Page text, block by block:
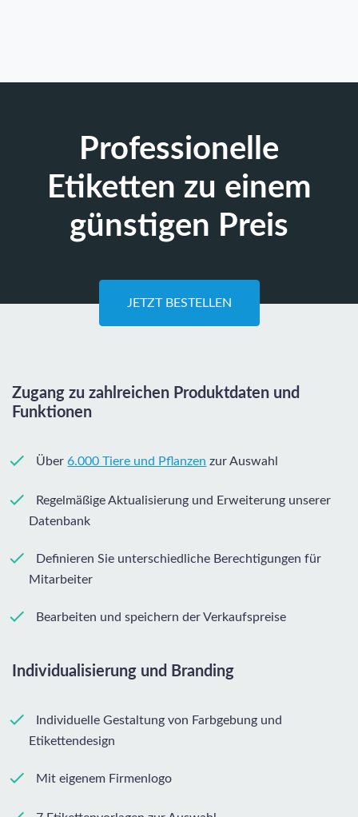
Professionelle
Etiketten zu einem
günstigen Preis
JETZT BESTELLEN
Zugang zu zahlreichen Produktdaten und
Funktionen
Über6.000 Tiere und Pflanzen zur Auswahl
Regelmäßige Aktualisierung und Erweiterung unserer
Datenbank
Definieren Sie unterschiedliche Berechtigungen für
Mitarbeiter
Bearbeiten und speichern der Verkaufspreise
Individualisierung und Branding
Individuelle Gestaltung von Farbgebung und
Etikettendesign
Mit eigenem Firmenlogo